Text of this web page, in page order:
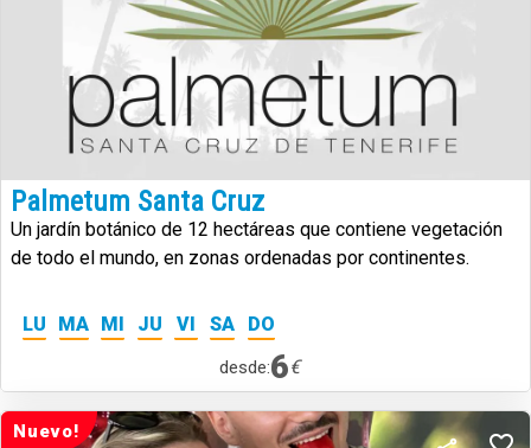
Palmetum Santa Cruz
Un jardín botánico de 12 hectáreas que contiene vegetación
de todo el mundo, en zonas ordenadas por continentes.
LU MA MI JU VI SA DO
desde:6€
Nuevo!